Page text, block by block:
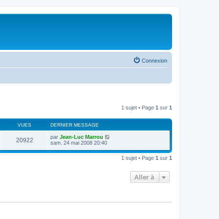
Connexion
1 sujet • Page 1 sur 1
VUES DERNIER MESSAGE
20922 par Jean-Luc Marrou
sam. 24 mai 2008 20:40
1 sujet • Page 1 sur 1
Aller à